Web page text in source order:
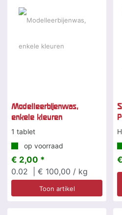
Modelleerbijenwas,
enkele kleuren
1 tablet
op voorraad
€ 2,00 *
0.02
| € 100,00 / kg
Toon artikel